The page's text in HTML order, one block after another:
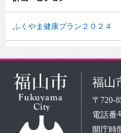
ふくやま健康プラン２０２４
福山
〒720-
電話番
開庁時